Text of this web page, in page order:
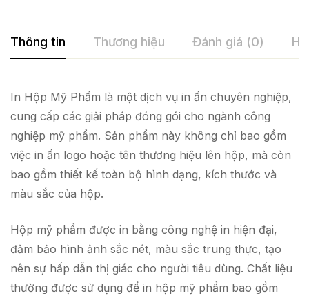
Thông tin Thương hiệu Đánh giá (0)
In Hộp Mỹ Phẩm là một dịch vụ in ấn chuyên nghiệp,
cung cấp các giải pháp đóng gói cho ngành công
nghiệp mỹ phẩm. Sản phẩm này không chỉ bao gồm
việc in ấn logo hoặc tên thương hiệu lên hộp, mà còn
bao gồm thiết kế toàn bộ hình dạng, kích thước và
màu sắc của hộp.
Hộp mỹ phẩm được in bằng công nghệ in hiện đại,
đảm bảo hình ảnh sắc nét, màu sắc trung thực, tạo
nên sự hấp dẫn thị giác cho người tiêu dùng. Chất liệu
thường được sử dụng để in hộp mỹ phẩm bao gồm